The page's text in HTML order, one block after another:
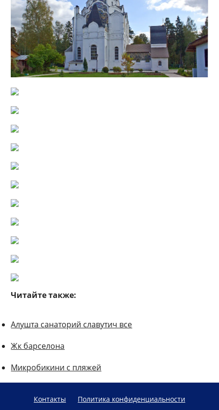
Читайте также:
Алушта санаторий славутич все
Жк барселона
Микробикини с пляжей
Контакты Политика конфиденциальности